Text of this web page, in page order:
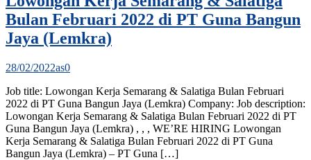
Bulan Februari 2022 di PT Guna Bangun
Jaya (Lemkra)
28/02/2022as0
Job title: Lowongan Kerja Semarang & Salatiga Bulan Februari
2022 di PT Guna Bangun Jaya (Lemkra) Company: Job description:
Lowongan Kerja Semarang & Salatiga Bulan Februari 2022 di PT
Guna Bangun Jaya (Lemkra) , , , WE’RE HIRING Lowongan
Kerja Semarang & Salatiga Bulan Februari 2022 di PT Guna
Bangun Jaya (Lemkra) – PT Guna […]